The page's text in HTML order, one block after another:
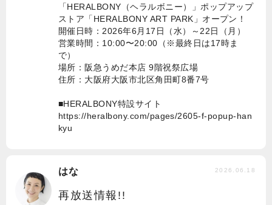
「HERALBONY（ヘラルボニー）」ポップアップ
ストア「HERALBONY ART PARK」オープン！
開催日時：2026年6月17日（水）～22日（月）
営業時間：10:00〜20:00（※最終日は17時ま
で）
場所：阪急うめだ本店 9階祝祭広場
住所：大阪府大阪市北区角田町8番7号
■HERALBONY特設サイト
https://heralbony.com/pages/2605-f-popup-han
kyu
はな
再放送情報!!
2026.06.18